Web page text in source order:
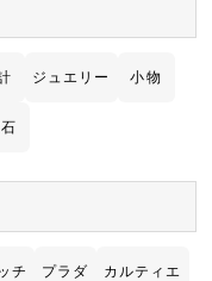
ジュエリー 小物
チ プラダ カルティエ